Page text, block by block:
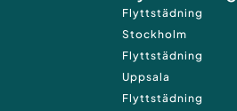
Flyttstädning
Stockholm
Flyttstädning
Uppsala
Flyttstädning